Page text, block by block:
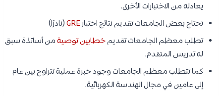
يعادله من الاختبارات الأخرى.
تحتاج بعض الجامعات تقديم نتائج اختبارGRE(نادرًا)
تطلب معظم الجامعات تقديمخطابين توصيةمن أساتذة سبق
له تدريس المتقدم.
كما تتطلب معظم الجامعات وجود خبرة عملية تتراوح بين عام
إلى عامين في مجال الهندسة الكهربائية.